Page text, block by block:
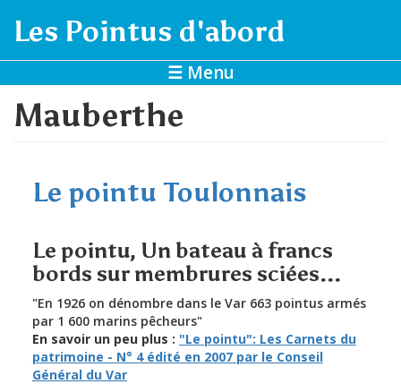
Les Pointus d'abord
☰ Menu
Mauberthe
Le pointu Toulonnais
Le pointu, Un bateau à francs
bords sur membrures sciées...
"En 1926 on dénombre dans le Var 663 pointus armés
par 1 600 marins pêcheurs"
En savoir un peu plus : "Le pointu": Les Carnets du
patrimoine - N° 4 édité en 2007 par le Conseil
Général du Var